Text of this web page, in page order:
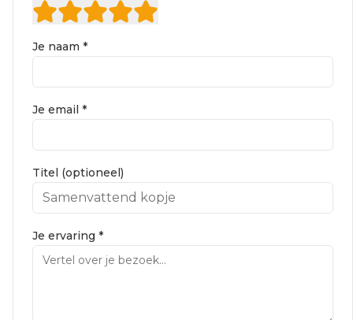
Je naam *
Je email *
Titel (optioneel)
Je ervaring *